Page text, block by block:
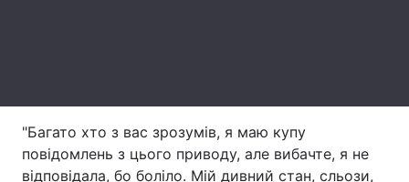
"Багато хто з вас зрозумів, я маю купу
повідомлень з цього приводу, але вибачте, я не
відповідала, бо боліло. Мій дивний стан, сльози,